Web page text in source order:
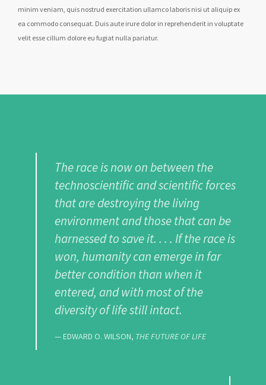
minim veniam, quis nostrud exercitation ullamco laboris nisi ut aliquip ex
ea commodo consequat. Duis aute irure dolor in reprehenderit in voluptate
velit esse cillum dolore eu fugiat nulla pariatur.
The race is now on between the
technoscientific and scientific forces
that are destroying the living
environment and those that can be
harnessed to save it. . . . If the race is
won, humanity can emerge in far
better condition than when it
entered, and with most of the
diversity of life still intact.
EDWARD O. WILSON, THE FUTURE OF LIFE